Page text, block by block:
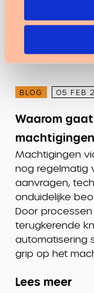
BLOG 05 FEB
Waarom
machtigingen
Machtigingen
nog regelmatig
aanvragen,
onduidelijke
Door
terugkerende
automatisering
grip op het
Lees meer